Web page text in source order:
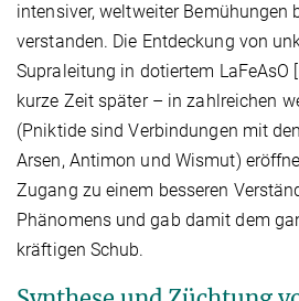
intensiver, weltweiter Bemühungen
verstanden. Die Entdeckung von
Supraleitung in dotiertem
kurze Zeit später – in zahlreichen
(Pniktide sind Verbindungen mit
Arsen, Antimon und Wismut)
Zugang zu einem besseren
Phänomens und gab damit dem
kräftigen Schub.